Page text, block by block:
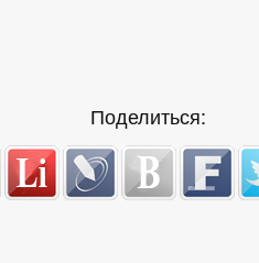
Поделиться: